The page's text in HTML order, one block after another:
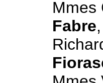
Mmes
Fabre